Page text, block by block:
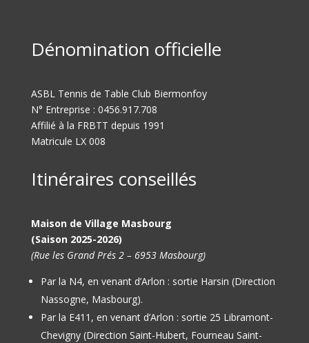
Dénomination officielle
ASBL Tennis de Table Club Biermonfoy
N° Entreprise : 0456.917.708
Affilié à la FRBTT depuis 1991
Matricule LX 008
Itinéraires conseillés
Maison de Village Masbourg
(Saison 2025-2026)
(Rue les Grand Prés 2 – 6953 Masbourg)
Par la N4, en venant d’Arlon : sortie Harsin (Direction
Nassogne, Masbourg).
Par la E411, en venant d’Arlon : sortie 25 Libramont-
Chevigny (Direction Saint-Hubert, Fourneau Saint-